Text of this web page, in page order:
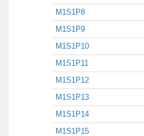
M1S1P8
M1S1P9
M1S1P10
M1S1P11
M1S1P12
M1S1P13
M1S1P14
M1S1P15